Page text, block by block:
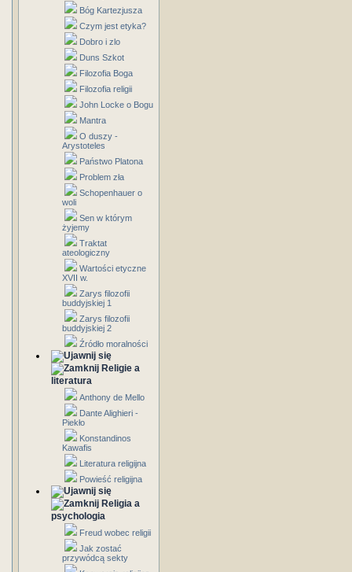
Bóg Kartezjusza
Czym jest etyka?
Dobro i zlo
Duns Szkot
Filozofia Boga
Filozofia religii
John Locke o Bogu
Mantra
O duszy -
Arystoteles
Państwo Platona
Problem zła
Schopenhauer o
woli
Sen w którym
żyjemy
Traktat
ateologiczny
Wartości etyczne
XVII w.
Zarys filozofii
buddyjskiej 1
Zarys filozofii
buddyjskiej 2
Źródło moralności
Religie a
literatura
Anthony de Mello
Dante Alighieri -
Piekło
Konstandinos
Kawafis
Literatura religijna
Powieść religijna
Religia a
psychologia
Freud wobec religii
Jak zostać
przywódcą sekty